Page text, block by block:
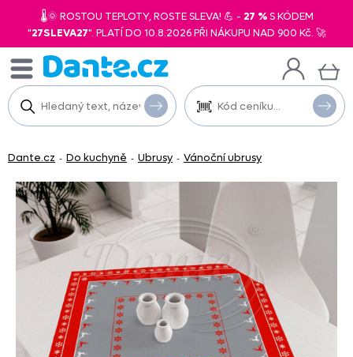
🌡️🌞 ROSTOU TEPLOTY, ROSTE SLEVA! 💪 - 27 %S KÓDEM
"27SLEVA27". PLATÍ DO 10.8.2026 PŘI NÁKUPU NAD 900 Kč. 🚀
Dante.cz - Do kuchyně - Ubrusy - Vánoční ubrusy